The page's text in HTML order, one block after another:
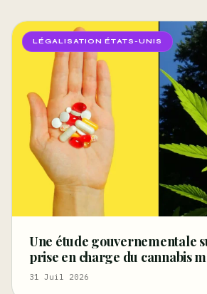
LÉGALISATION ÉTATS-UNIS
Une étude gouvernementale
prise en charge du cannabis
cadre de l’indemnisation des
31 Juil 2026